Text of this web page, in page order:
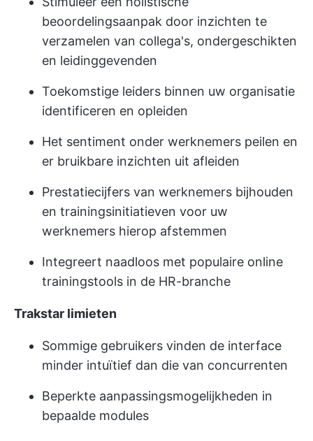
beoordelingsaanpak door inzichten te
verzamelen van collega's, ondergeschikten
en leidinggevenden
Toekomstige leiders binnen uw organisatie
identificeren en opleiden
Het sentiment onder werknemers peilen en
er bruikbare inzichten uit afleiden
Prestatiecijfers van werknemers bijhouden
en trainingsinitiatieven voor uw
werknemers hierop afstemmen
Integreert naadloos met populaire online
trainingstools in de HR-branche
Trakstar limieten
Sommige gebruikers vinden de interface
minder intuïtief dan die van concurrenten
Beperkte aanpassingsmogelijkheden in
bepaalde modules